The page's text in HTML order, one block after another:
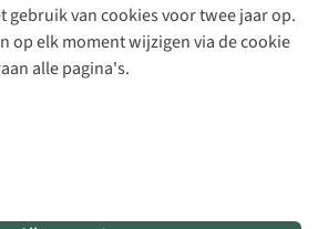
gebruik van cookies voor twee jaar op.
op elk moment wijzigen via de cookie
alle pagina's.
Policy
Algemene voorwaarden
Cookie Policy